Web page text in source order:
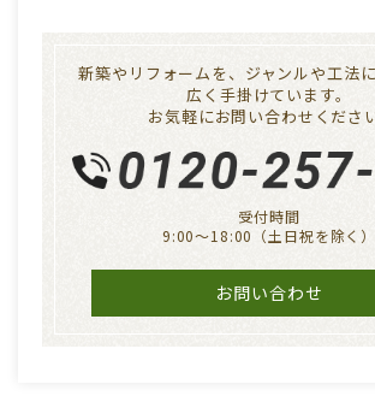
新築やリフォームを、ジャンルや工法
広く手掛けています。
お気軽にお問い合わせくださ
受付時間
9:00〜18:00（土日祝を除く）
お問い合わせ